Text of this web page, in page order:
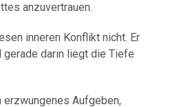
anzuvertrauen.
inneren Konflikt nicht. Er
gerade darin liegt die Tiefe
erzwungenes Aufgeben,